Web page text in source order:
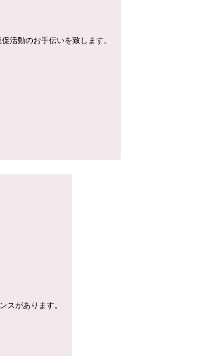
活動のお手伝いを致します。
スがあります。